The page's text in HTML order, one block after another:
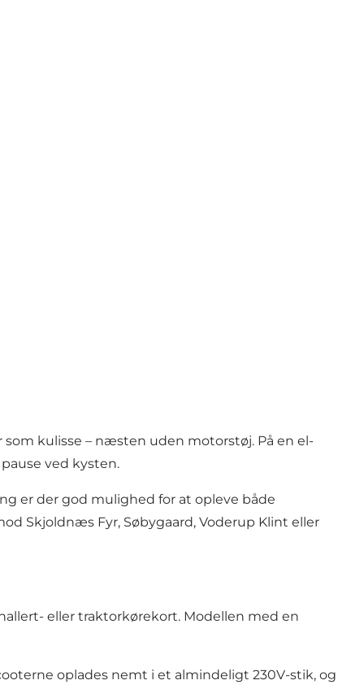
kulisse – næsten uden motorstøj. På en el-
ved kysten.
er der god mulighed for at opleve både
Skjoldnæs Fyr, Søbygaard, Voderup Klint eller
eller traktorkørekort. Modellen med en
oplades nemt i et almindeligt 230V-stik, og